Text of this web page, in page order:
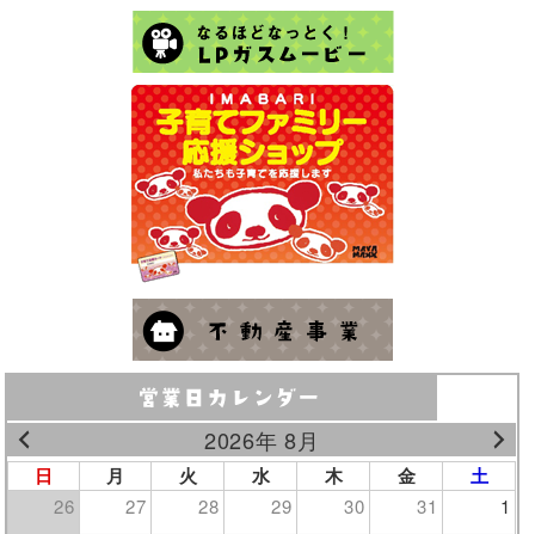
2026年 8月
日 月 火 水 木 金 土
26 27 28 29 30 31
1